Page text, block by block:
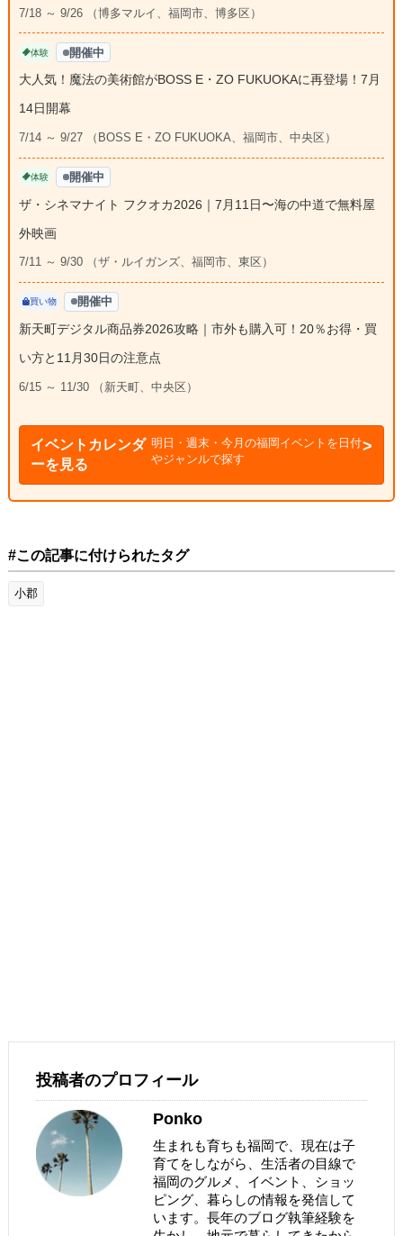
7/18 ～ 9/26 （博多マルイ、福岡市、博多区）
体験 開催中
大人気！魔法の美術館がBOSS E・ZO FUKUOKAに再登場！7月
14日開幕
7/14 ～ 9/27 （BOSS E・ZO FUKUOKA、福岡市、中央区）
体験 開催中
ザ・シネマナイト フクオカ2026｜7月11日〜海の中道で無料屋
外映画
7/11 ～ 9/30 （ザ・ルイガンズ、福岡市、東区）
買い物 開催中
新天町デジタル商品券2026攻略｜市外も購入可！20％お得・買
い方と11月30日の注意点
6/15 ～ 11/30 （新天町、中央区）
イベントカレンダ
ーを見る
明日・週末・今月の福岡イベントを日付
やジャンルで探す
#この記事に付けられたタグ
小郡
投稿者のプロフィール
Ponko
生まれも育ちも福岡で、現在は子
育てをしながら、生活者の目線で
福岡のグルメ、イベント、ショッ
ピング、暮らしの情報を発信して
います。長年のブログ執筆経験を